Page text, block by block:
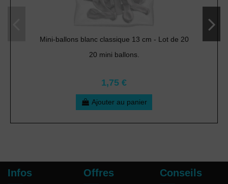
Mini-ballons blanc classique 13 cm - Lot de 20
20 mini ballons.
1,75 €
Ajouter au panier
Infos Offres Conseils